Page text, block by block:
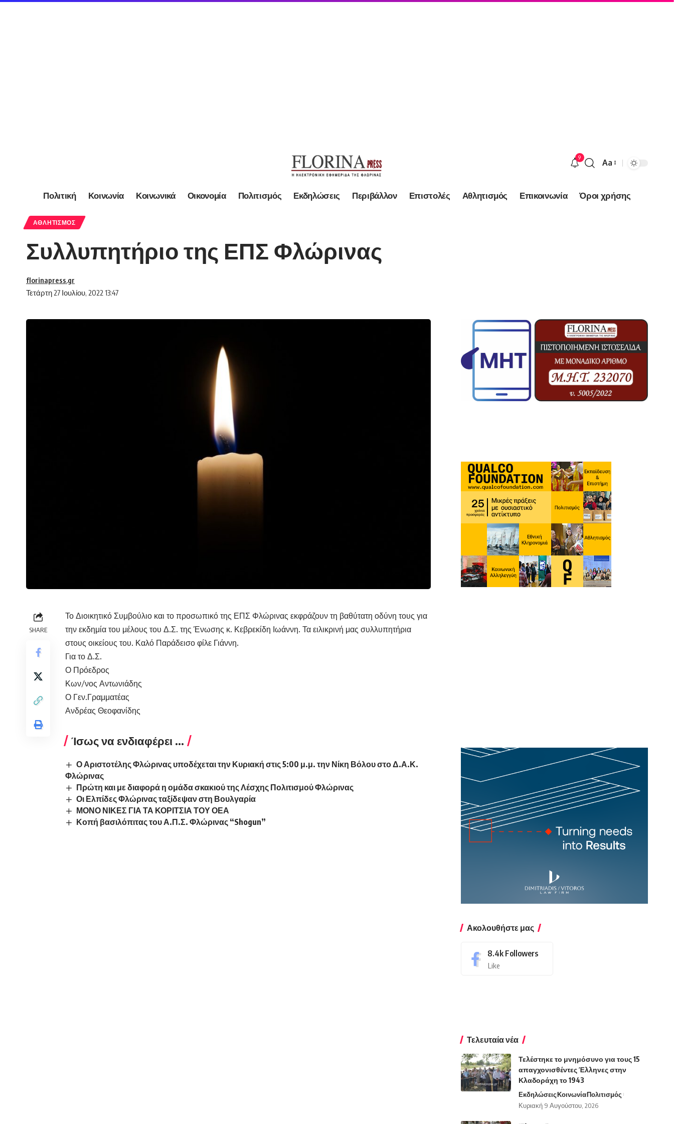
9
Font
Aa
Πολιτική Κοινωνία Κοινωνικά Οικονομία Πολιτισμός Εκδηλώσεις Περιβάλλον Επιστολές Αθλητισμός Επικοινωνία Όροι χρήσης
ΑΘΛΗΤΙΣΜΌΣ
Συλλυπητήριο της ΕΠΣ Φλώρινας
Τετάρτη 27 Ιουλίου, 2022 13:47
florinapress.gr
SHARE
Το Διοικητικό Συμβούλιο και το προσωπικό της ΕΠΣ Φλώρινας εκφράζουν τη βαθύτατη οδύνη τους για
την εκδημία του μέλους του Δ.Σ. της Ένωσης κ. Κεβρεκίδη Ιωάννη. Τα ειλικρινή μας συλλυπητήρια
στους οικείους του. Καλό Παράδεισο φίλε Γιάννη.
Για το Δ.Σ.
Ο Πρόεδρος
Κων/νος Αντωνιάδης
Ο Γεν.Γραμματέας
Ανδρέας Θεοφανίδης
Ίσως να ενδιαφέρει ...
Ο Αριστοτέλης Φλώρινας υποδέχεται την Κυριακή στις 5:00 μ.μ. την Νίκη Βόλου στο Δ.Α.Κ.
Φλώρινας
Πρώτη και με διαφορά η ομάδα σκακιού της Λέσχης Πολιτισμού Φλώρινας
Οι Ελπίδες Φλώρινας ταξίδεψαν στη Βουλγαρία
ΜΟΝΟ ΝΙΚΕΣ ΓΙΑ ΤΑ ΚΟΡΙΤΣΙΑ ΤΟΥ ΟΕΑ
Κοπή βασιλόπιτας του Α.Π.Σ. Φλώρινας “Shogun”
Ακολουθήστε μας
8.4k Followers
Like
Τελευταία νέα
Τελέστηκε το μνημόσυνο για τους 15
απαγχονισθέντες Έλληνες στην
Κλαδοράχη το 1943
ΕκδηλώσειςΚοινωνίαΠολιτισμός
Κυριακή 9 Αυγούστου, 2026